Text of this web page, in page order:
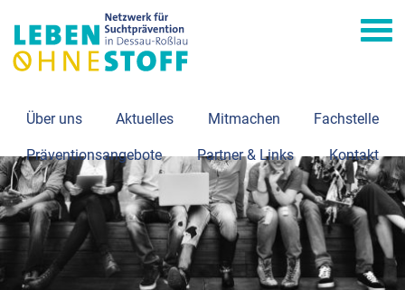
Über uns Aktuelles Mitmachen Fachstelle
Präventionsangebote Partner & Links Kontakt